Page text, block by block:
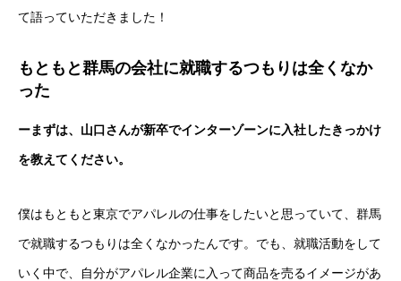
て語っていただきました！
もともと群馬の会社に就職するつもりは全くなか
った
ーまずは、山口さんが新卒でインターゾーンに入社したきっかけ
を教えてください。
僕はもともと東京でアパレルの仕事をしたいと思っていて、群馬
で就職するつもりは全くなかったんです。でも、就職活動をして
いく中で、自分がアパレル企業に入って商品を売るイメージがあ